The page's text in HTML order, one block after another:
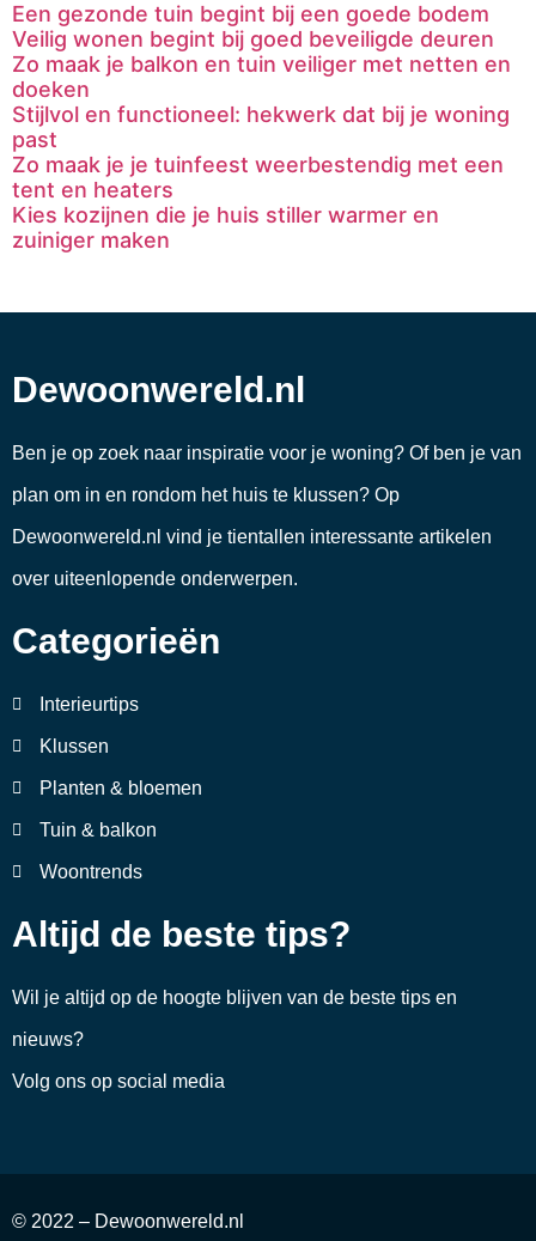
Een gezonde tuin begint bij een goede bodem
Veilig wonen begint bij goed beveiligde deuren
Zo maak je balkon en tuin veiliger met netten en
doeken
Stijlvol en functioneel: hekwerk dat bij je woning
past
Zo maak je je tuinfeest weerbestendig met een
tent en heaters
Kies kozijnen die je huis stiller warmer en
zuiniger maken
Dewoonwereld.nl
Ben je op zoek naar inspiratie voor je woning? Of ben je van
plan om in en rondom het huis te klussen? Op
Dewoonwereld.nl vind je tientallen interessante artikelen
over uiteenlopende onderwerpen.
Categorieën
Interieurtips
Klussen
Planten & bloemen
Tuin & balkon
Woontrends
Altijd de beste tips?
Wil je altijd op de hoogte blijven van de beste tips en
nieuws?
Volg ons op social media
© 2022 – Dewoonwereld.nl